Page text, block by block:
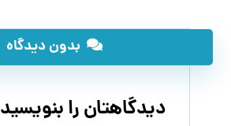
بدون دیدگاه
دیدگاهتان را بنویسید